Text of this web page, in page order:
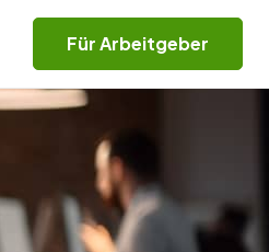
Für Arbeitgeber